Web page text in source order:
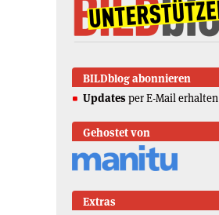
BILDblog abonnieren
Updates per E-Mail erhalten
Gehostet von
Extras